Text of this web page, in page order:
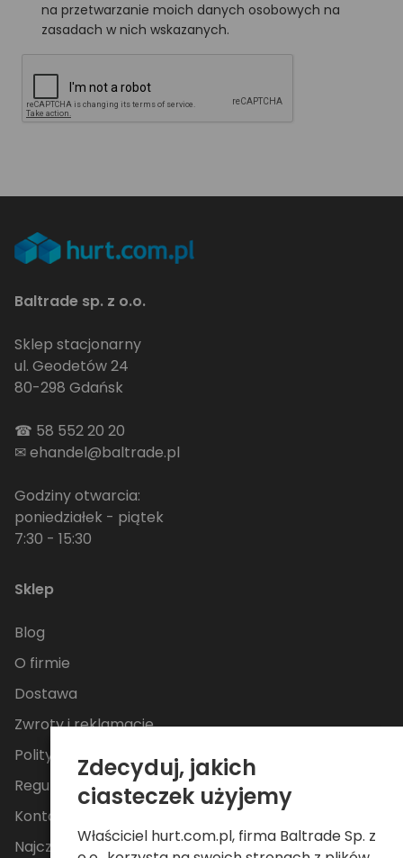
na przetwarzanie moich danych osobowych na
zasadach w nich wskazanych.
Baltrade sp. z o.o.
Sklep stacjonarny
ul. Geodetów 24
80-298 Gdańsk
☎ 58 552 20 20
✉ehandel@baltrade.pl
Godziny otwarcia:
poniedziałek - piątek
7:30 - 15:30
Sklep
Blog
O firmie
Dostawa
Zwroty i reklamacje
Polityka Prywatności
Regulamin
Kontakt
Najczęściej zadawane pytania
Zdecyduj, jakich
ciasteczek użyjemy
Właściciel hurt.com.pl, firma Baltrade Sp. z